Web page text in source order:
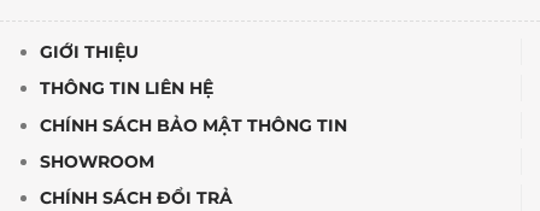
GIỚI THIỆU
THÔNG TIN LIÊN HỆ
CHÍNH SÁCH BẢO MẬT THÔNG TIN
SHOWROOM
CHÍNH SÁCH ĐỔI TRẢ